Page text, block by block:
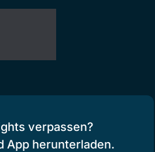
verpassen?
App herunterladen.